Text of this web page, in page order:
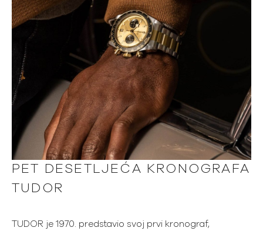
PET DESETLJEĆA KRONOGRAFA
TUDOR
TUDOR je 1970. predstavio svoj prvi kronograf,